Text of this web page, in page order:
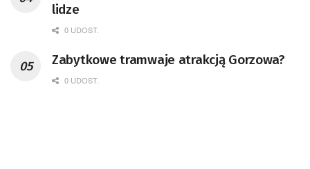
lidze
0 UDOST.
Zabytkowe tramwaje atrakcją Gorzowa?
0 UDOST.